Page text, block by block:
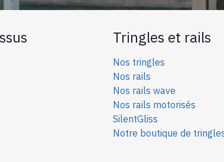
Tringles et rails
Nos tringles
Nos rails
Nos rails wave
Nos rails motorisés
SilentGliss
Notre boutique de